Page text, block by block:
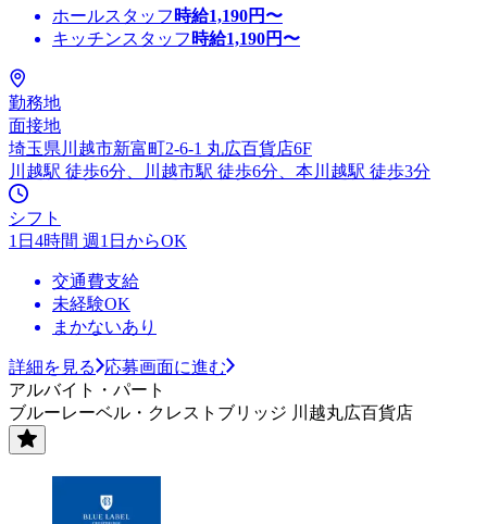
ホールスタッフ 時給1,190円〜
キッチンスタッフ 時給1,190円〜
勤務地
面接地
埼玉県川越市新富町2-6-1 丸広百貨店6F
川越駅 徒歩6分、川越市駅 徒歩6分、本川越駅 徒歩3分
シフト
1日4時間 週1日からOK
交通費支給
未経験OK
まかないあり
詳細を見る
応募画面に進む
アルバイト・パート
ブルーレーベル・クレストブリッジ 川越丸広百貨店